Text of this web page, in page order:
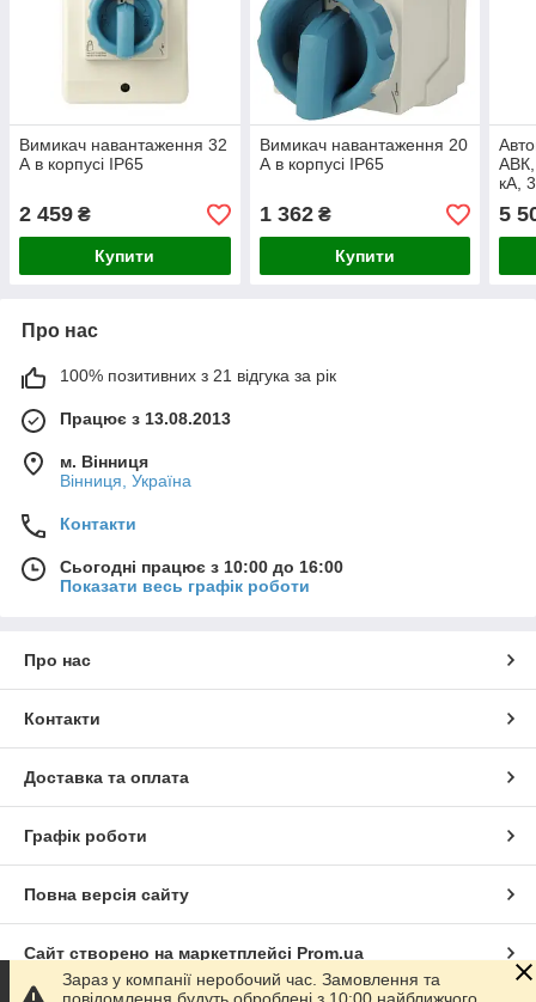
Вимикач навантаження 32
А в корпусі IP65
2 459 ₴
Купити
Вимикач навантаження 20
А в корпусі IP65
1 362₴
Купити
АВК,
кА,
5
Про нас
100% позитивних з 21 відгука за рік
Працює з 13.08.2013
м. Вінниця
Вінниця, Україна
Контакти
Сьогодні працює з 10:00 до 16:00
Показати весь графік роботи
Про нас
Контакти
Доставка та оплата
Графік роботи
Повна версія сайту
Сайт створено на маркетплейсі Prom.ua
Зараз у компанії неробочий час. Замовлення та